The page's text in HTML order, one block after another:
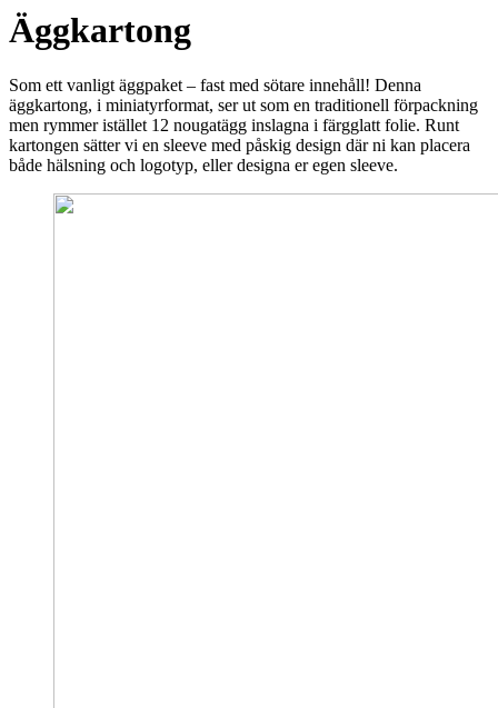
Äggkartong
Som ett vanligt äggpaket – fast med sötare innehåll! Denna
äggkartong, i miniatyrformat, ser ut som en traditionell förpackning
men rymmer istället 12 nougatägg inslagna i färgglatt folie. Runt
kartongen sätter vi en sleeve med påskig design där ni kan placera
både hälsning och logotyp, eller designa er egen sleeve.